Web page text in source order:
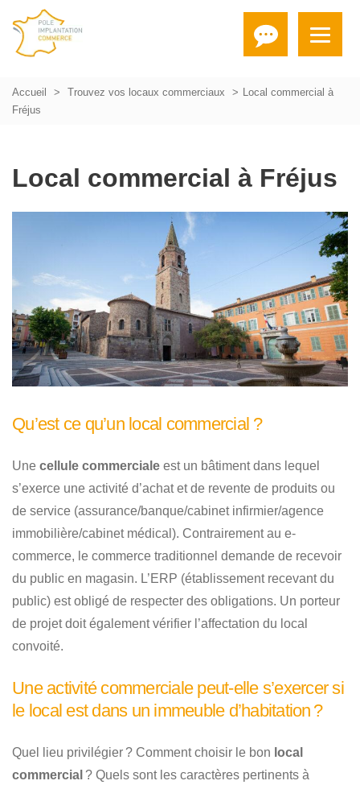
Accueil Trouvez vos locaux commerciaux
Local commercial à
Fréjus
Local commercial à Fréjus
Qu’est ce qu’un local commercial ?
Une cellule commerciale est un bâtiment dans lequel
s’exerce une activité d’achat et de revente de produits ou
de service (assurance/banque/cabinet infirmier/agence
immobilière/cabinet médical). Contrairement au e-
commerce, le commerce traditionnel demande de recevoir
du public en magasin. L’ERP (établissement recevant du
public) est obligé de respecter des obligations. Un porteur
de projet doit également vérifier l’affectation du local
convoité.
Une activité commerciale peut-elle s’exercer si
le local est dans un immeuble d’habitation ?
Quel lieu privilégier ? Comment choisir le bon local
commercial ? Quels sont les caractères pertinents à